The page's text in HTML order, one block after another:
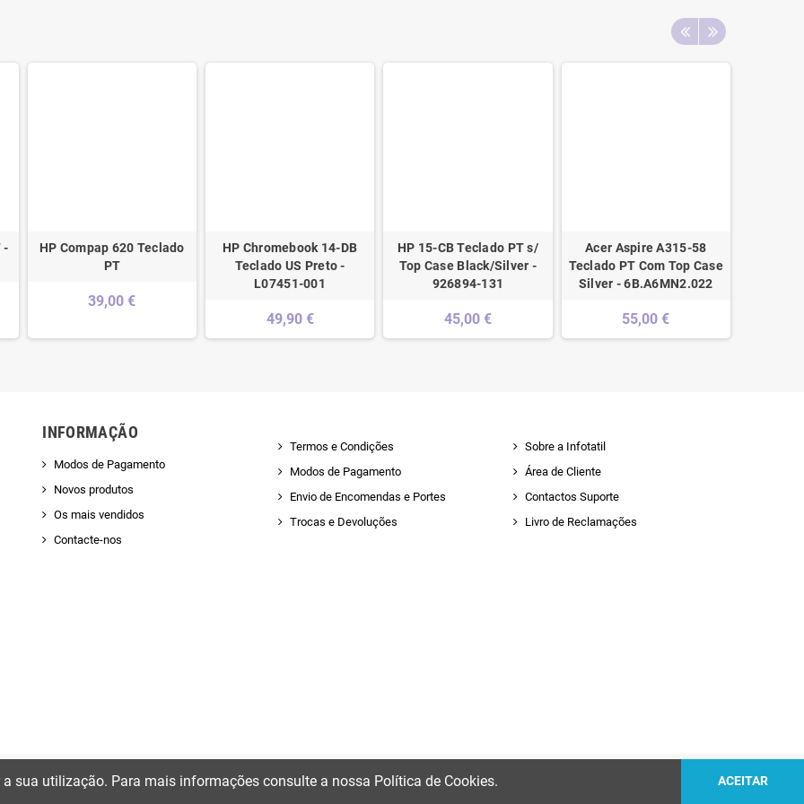
-
HP Compap 620 Teclado
PT
39,00 €
HP Chromebook 14-DB
Teclado US Preto -
L07451-001
49,90 €
HP 15-CB Teclado PT s/
Top Case Black/Silver -
926894-131
45,00 €
Acer Aspire A315-58
Teclado PT Com Top Case
Silver - 6B.A6MN2.022
55,00 €
INFORMAÇÃO
Modos de Pagamento
Novos produtos
Os mais vendidos
Contacte-nos
Termos e Condições
Modos de Pagamento
Envio de Encomendas e Portes
Trocas e Devoluções
Sobre a Infotatil
Área de Cliente
Contactos Suporte
Livro de Reclamações
sua utilização. Para mais informações consulte a nossa Política de Cookies. ACEITAR